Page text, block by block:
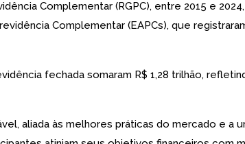
Complementar (RGPC), entre 2015 e
Complementar (EAPCs), que
fechada somaram R$ 1,28 trilhão,
aliada às melhores práticas do mercado e a